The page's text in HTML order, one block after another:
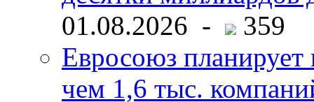
01.08.2026 -
359
Евросоюз планирует
чем 1,6 тыс.